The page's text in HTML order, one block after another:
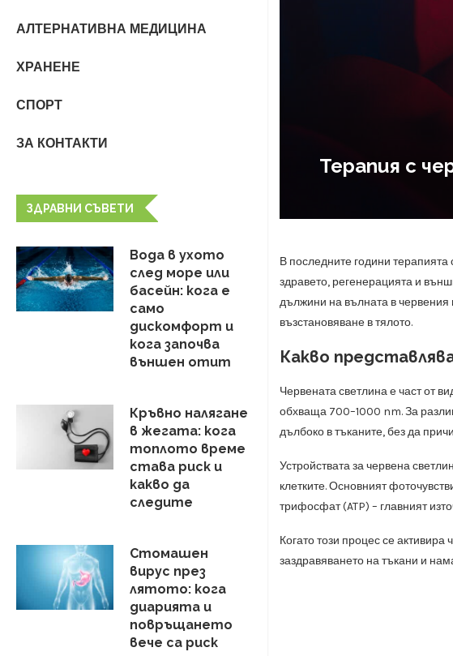
АЛТЕРНАТИВНА МЕДИЦИНА
ХРАНЕНЕ
СПОРТ
ЗА КОНТАКТИ
ЗДРАВНИ СЪВЕТИ
Вода в ухото
след море или
басейн: кога е
само
дискомфорт и
кога започва
външен отит
Кръвно налягане
в жегата: кога
топлото време
става риск и
какво да
следите
Стомашен
вирус през
лятото: кога
диарията и
повръщането
вече са риск
Терапия с
В последните години
здравето, регенерацията и
дължини на вълната в червения
възстановяване в тялото.
Какво
Червената светлина е част от
обхваща 700–1000 nm. За
дълбоко в тъканите, без да
Устройствата за червена
клетките. Основният
трифосфат (ATP) – главният
Когато този процес се
заздравяването на тъкани и